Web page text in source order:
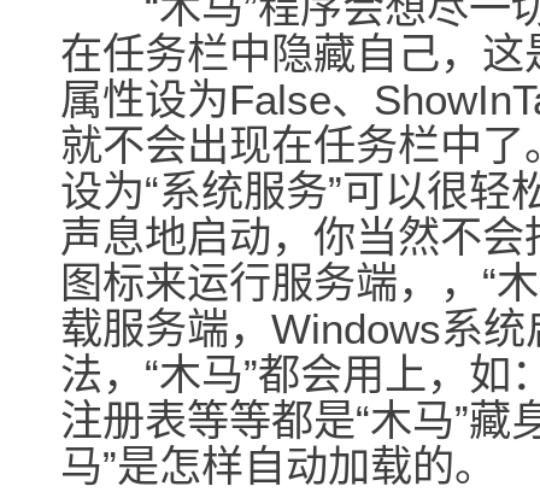
在任务栏中隐藏自己，
属性设为False、
就不会出现在任务栏中
设为“系统服务”可以很
声息地启动，你当然不会
图标来运行服务端，，“
载服务端，Windows系
法，“木马”都会用上，
注册表等等都是“木马”藏
马”是怎样自动加载的。